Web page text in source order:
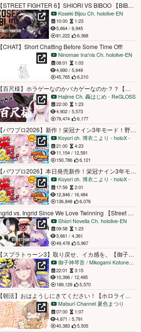
【STREET FIGHTER 6】SHIORI VS BIBOO 【BIBOO POV】
Koseki Bijou Ch. hololive-EN
10:00
1:23
5,664 / 6,945
81,222
6,368
【CHAT】Short Chatting Before Some Time Off!
Ninomae Ina'nis Ch. hololive-EN
08:01
1:03
4,690 / 5,649
45,765
6,210
【百尺様】ホラゲーなのかバカゲーなのか？？【轟はじめ/ReGLOSS】
Hajime Ch. 轟はじめ ‐ ReGLOSS
22:00
1:23
4,902 / 5,573
79,474
6,177
【パワプロ2026】新作！栄冠ナイン3年モード！野村選手と弱小選手のチームで甲子園いけるのか！？検証育成スタート！！⚾✨【博衣こより/ホロライブ】
Koyori ch. 博衣こより - holoX -
21:00
4:23
11,154 / 12,591
150,786
6,121
【パワプロ2026】本日発売新作！栄冠ナイン3年モード追加！？早速やってみる！！！⚾✨【博衣こより/ホロライブ】
Koyori ch. 博衣こより - holoX -
17:59
2:01
12,848 / 16,484
136,848
6,076
Ingrid vs. Ingrid Since We Love Twinning 【Street Fighter 6】 #ad
Shiori Novella Ch. hololive-EN
09:58
1:23
3,661 / 4,361
49,478
5,967
【スプラトゥーン3】取り戻せ、イカ感を。【御子神琴音 / にじさんじ】
御子神琴音 / Mikogami Kotone【にじさんじ】
22:01
3:15
10,396 / 12,495
189,129
5,570
【朝活】おはようしにきてください！【ホロライブ/夏色まつり】
Matsuri Channel 夏色まつり
07:00
1:07
4,671 / 5,791
40,383
5,505